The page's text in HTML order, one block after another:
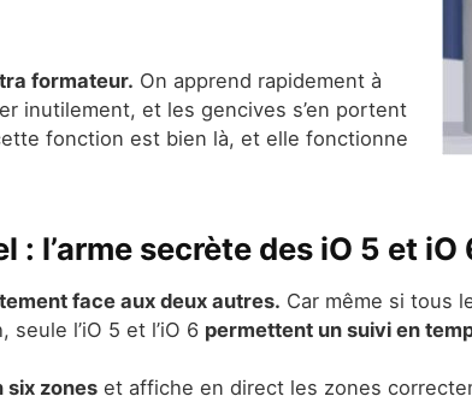
formateur. On apprend rapidement à
inutilement, et les gencives s’en portent
fonction est bien là, et elle fonctionne
: l’arme secrète des iO 5 et iO
face aux deux autres. Car même si tous
seule l’iO 5 et l’iO 6 permettent un suivi en
six zones et affiche en direct les zones